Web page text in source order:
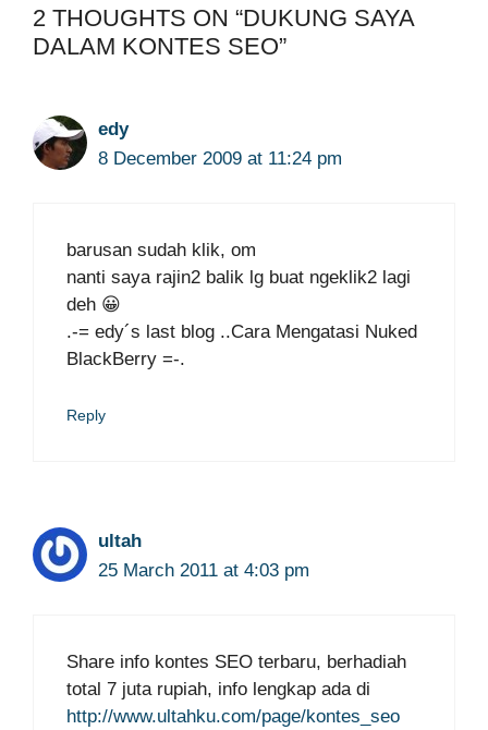
2 THOUGHTS ON “DUKUNG SAYA
DALAM KONTES SEO”
edy
8 December 2009 at 11:24 pm
barusan sudah klik, om
nanti saya rajin2 balik lg buat ngeklik2 lagi
deh 😀
.-= edy´s last blog ..Cara Mengatasi Nuked
BlackBerry =-.
Reply
ultah
25 March 2011 at 4:03 pm
Share info kontes SEO terbaru, berhadiah
total 7 juta rupiah, info lengkap ada di
http://www.ultahku.com/page/kontes_seo